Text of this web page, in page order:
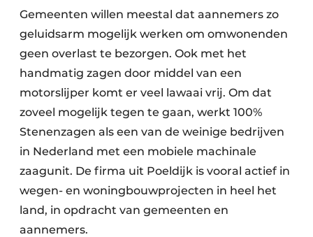
Fundering
Kopen/Huren/Leasen
Sloop & Recycling
Bouwtransport
Machines & Materieel
Gemeenten willen meestal dat aannemers zo
geluidsarm mogelijk werken om omwonenden
geen overlast te bezorgen. Ook met het
handmatig zagen door middel van een
motorslijper komt er veel lawaai vrij. Om dat
zoveel mogelijk tegen te gaan, werkt 100%
Stenenzagen als een van de weinige bedrijven
in Nederland met een mobiele machinale
zaagunit. De firma uit Poeldijk is vooral actief in
wegen- en woningbouwprojecten in heel het
land, in opdracht van gemeenten en
aannemers.